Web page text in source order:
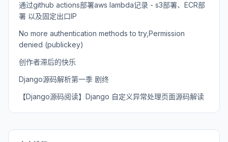
通过github actions部署aws lambda记录 - s3部署、ECR部
署 以及固定出口IP
No more authentication methods to try,Permission
denied (publickey)
创作者滞后的快乐
Django源码解析第一季 剧终
【Django源码阅读】Django 自定义异常处理页面源码解读